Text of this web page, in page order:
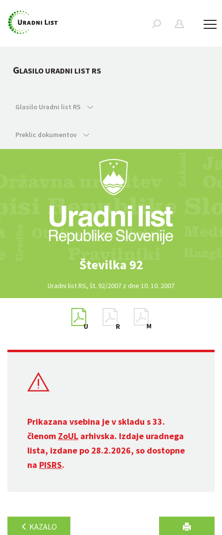
GLASILO URADNI LIST RS
Glasilo Uradni list RS
Preklic dokumentov
Številka 92
Uradni list RS, št. 92/2007 z dne 10. 10. 2007
Prikazana vsebina je v skladu s 33.
členom ZoUL arhivska. Izdaje uradnega
lista, izdane po 28.2.2026, so dostopne
na PISRS.
KAZALO